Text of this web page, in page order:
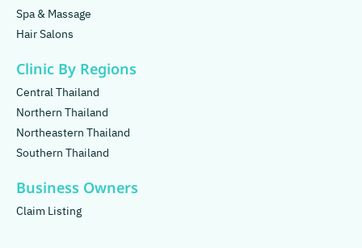
Spa & Massage
Hair Salons
Clinic By Regions
Central Thailand
Northern Thailand
Northeastern Thailand
Southern Thailand
Business Owners
Claim Listing